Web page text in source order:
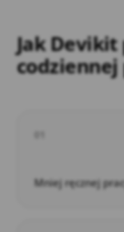
Jak
codziennej
Mniej ręcznej